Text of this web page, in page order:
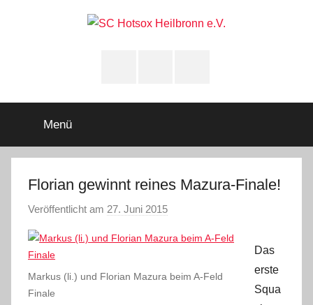
Heilbronn
e.V.
Menü
Florian gewinnt reines Mazura-Finale!
Veröffentlicht am 27. Juni 2015
n
d
Markus (li.) und Florian Mazura beim A-Feld
Finale
Das
erste
Squa